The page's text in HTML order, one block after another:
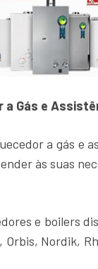
Gás e
a gás
às suas
e boilers
Nordik,